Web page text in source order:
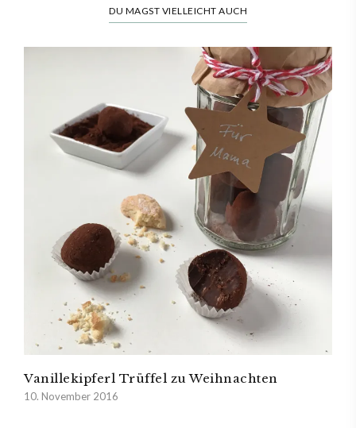
DU MAGST VIELLEICHT AUCH
Vanillekipferl Trüffel zu Weihnachten
10. November 2016